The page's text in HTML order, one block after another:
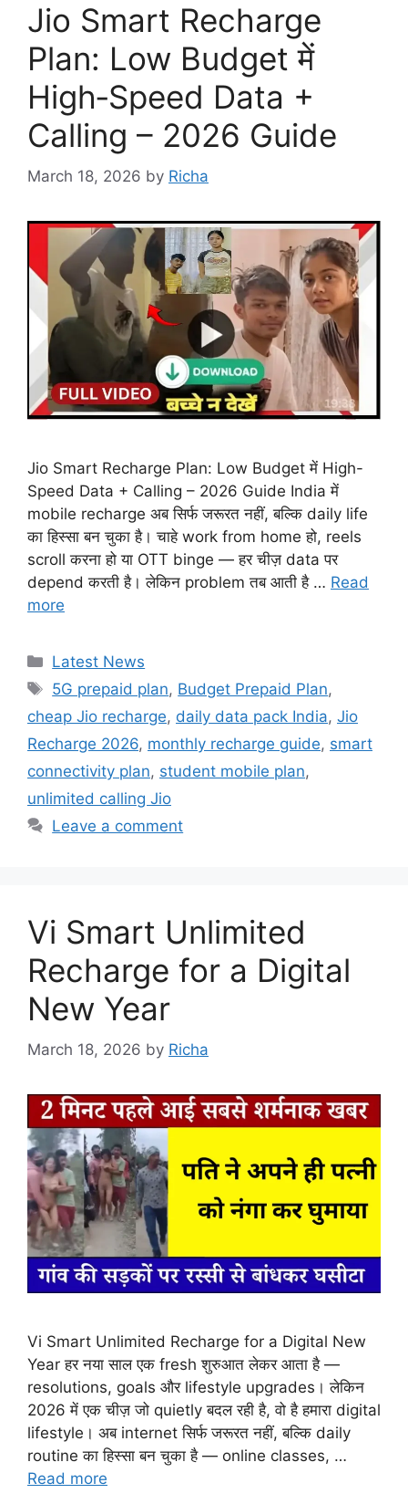
Jio Smart Recharge
Plan: Low Budget में
High‑Speed Data +
Calling – 2026 Guide
March 18, 2026 by Richa
Jio Smart Recharge Plan: Low Budget में High-
Speed Data + Calling – 2026 Guide India में
mobile recharge अब सिर्फ जरूरत नहीं, बल्कि daily life
का हिस्सा बन चुका है। चाहे work from home हो, reels
scroll करना हो या OTT binge — हर चीज़ data पर
depend करती है। लेकिन problem तब आती है … Read
more
Categories
Latest News
Tags
5G prepaid plan, Budget Prepaid Plan,
cheap Jio recharge, daily data pack India, Jio
Recharge 2026, monthly recharge guide, smart
connectivity plan, student mobile plan,
unlimited calling Jio
Leave a comment
Vi Smart Unlimited
Recharge for a Digital
New Year
March 18, 2026 by Richa
Vi Smart Unlimited Recharge for a Digital New
Year हर नया साल एक fresh शुरुआत लेकर आता है —
resolutions, goals और lifestyle upgrades। लेकिन
2026 में एक चीज़ जो quietly बदल रही है, वो है हमारा digital
lifestyle। अब internet सिर्फ जरूरत नहीं, बल्कि daily
routine का हिस्सा बन चुका है — online classes, …
Read more